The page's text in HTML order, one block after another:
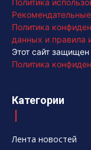
Политика
Политика
данных и правила
Этот сайт
Политика
Категории
Лента новостей